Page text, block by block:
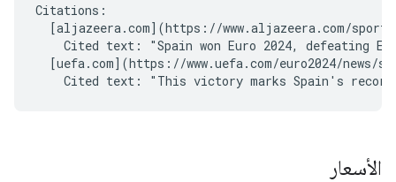
Citations:
[aljazeera.com](https://www.aljazeera.com/
Cited text: "Spain won Euro 2024, defeating
[uefa.com](https://www.uefa.com/euro2024/news/
الأسعار